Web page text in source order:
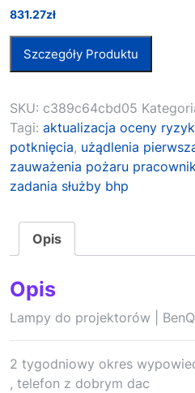
831.27zł
Szczegóły Produktu
SKU: c389c64cbd05
Tagi: aktualizacja oceny
potknięcia, użądlenia
zauważenia pożaru
zadania służby bhp
Opis
Opis
Lampy do projektorów | BenQ
2 tygodniowy okres
, telefon z dobrym dac